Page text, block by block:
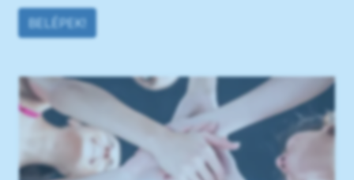
BELÉPEK!